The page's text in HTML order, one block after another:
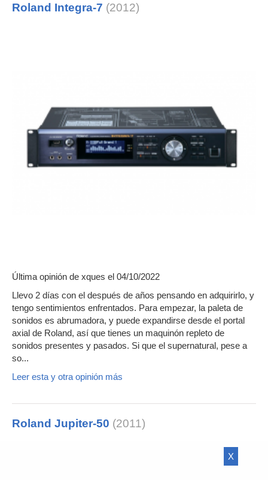
Roland Integra-7 (2012)
Última opinión de xques el 04/10/2022
Llevo 2 días con el después de años pensando en adquirirlo, y
tengo sentimientos enfrentados. Para empezar, la paleta de
sonidos es abrumadora, y puede expandirse desde el portal
axial de Roland, así que tienes un maquinón repleto de
sonidos presentes y pasados. Si que el supernatural, pese a
so...
Leer esta y otra opinión más
Roland Jupiter-50 (2011)
X